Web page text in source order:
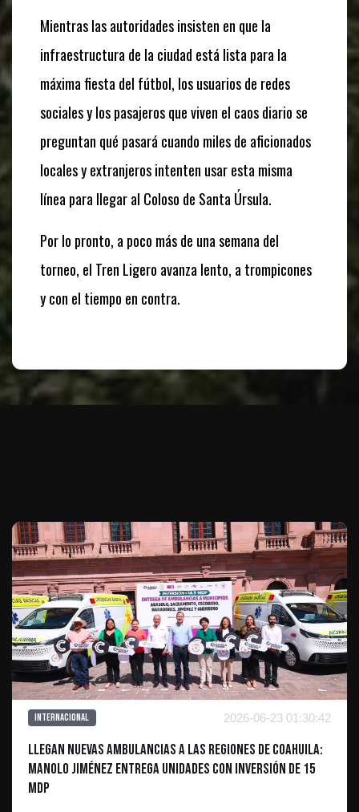
Mientras las autoridades insisten en que la
infraestructura de la ciudad está lista para la
máxima fiesta del fútbol, los usuarios de redes
sociales y los pasajeros que viven el caos diario se
preguntan qué pasará cuando miles de aficionados
locales y extranjeros intenten usar esta misma
línea para llegar al Coloso de Santa Úrsula.
Por lo pronto, a poco más de una semana del
torneo, el Tren Ligero avanza lento, a trompicones
y con el tiempo en contra.
Internacional 2026-06-23 01:30:42
Llegan nuevas ambulancias a las regiones de Coahuila:
Manolo Jiménez entrega unidades con inversión de 15
mdp